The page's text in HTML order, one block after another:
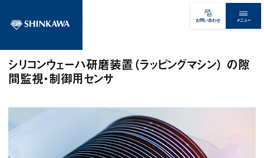
お問い合わせ メニュー
シリコンウェーハ研磨装置（ラッピングマシン） の隙
間監視・制御用センサ